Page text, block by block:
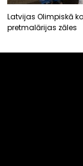
Latvijas Olimpiskā
pretmalārijas zāles